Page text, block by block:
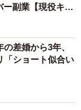
、対応を検討
事故や犯罪が
情報が手がか
副業【現役キャ
差婚から3年、
「ショート似合い